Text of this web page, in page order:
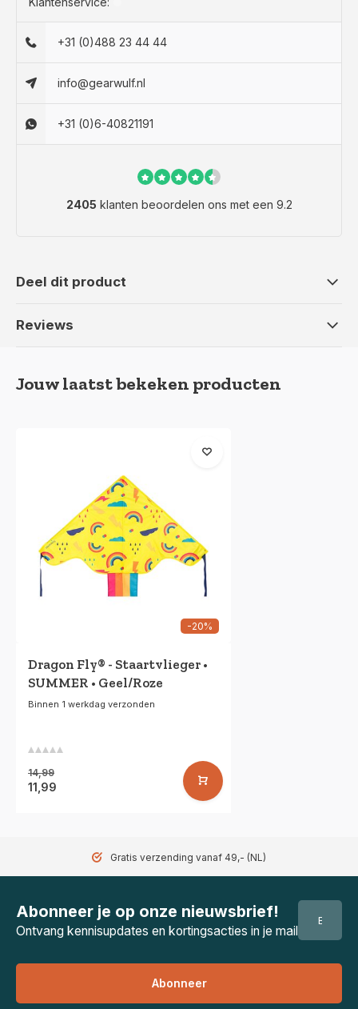
+31 (0)488 23 44 44
info@gearwulf.nl
+31 (0)6-40821191
2405 klanten beoordelen ons met een 9.2
Deel dit product
Reviews
Jouw laatst bekeken producten
-20%
Dragon Fly® - Staartvlieger •
SUMMER • Geel/Roze
Binnen 1 werkdag verzonden
14,99
11,99
Gratis verzending vanaf 49,- (NL)
Abonneer je op onze nieuwsbrief!
Ontvang kennisupdates en kortingsacties in je mail
Abonneer